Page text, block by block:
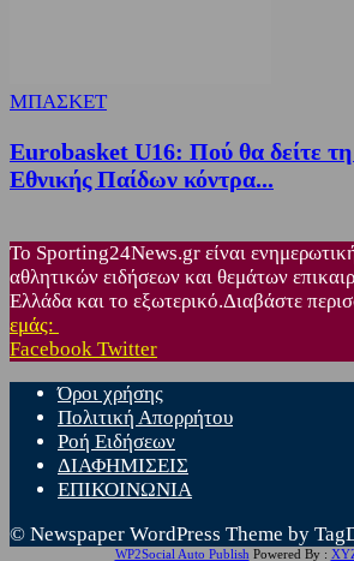
ΜΠΑΣΚΕΤ
Eurobasket U16: Πού θα δείτε
Εθνικής Παίδων κόντρα...
Το Sporting24News.gr είναι
αθλητικών ειδήσεων και θεμάτων
Ελλάδα και το εξωτερικό.Διαβάστε
εμάς:
Facebook Twitter
Όροι χρήσης
Πολιτική Απορρήτου
Ροή Ειδήσεων
ΔΙΑΦΗΜΙΣΕΙΣ
ΕΠΙΚΟΙΝΩΝΙΑ
© Newspaper WordPress Theme by
WP2Social Auto Publish Powered By :